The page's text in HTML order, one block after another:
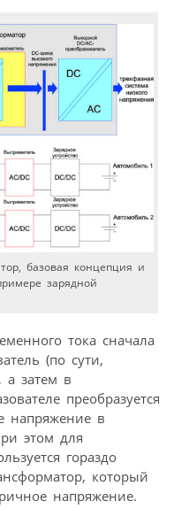
базовая концепция и
зарядной
тока сначала
(по сути,
а затем в
преобразуется
напряжение в
этом для
гораздо
который
напряжение.